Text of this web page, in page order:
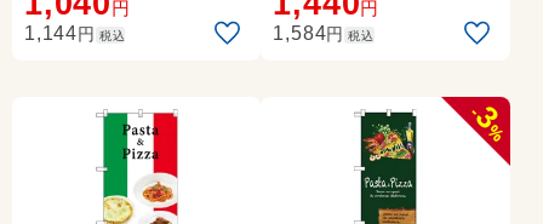
円
1,144円 税込
円
1,584円 税込
-
3
%